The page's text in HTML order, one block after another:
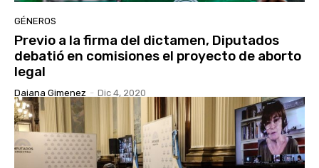
GÉNEROS
Previo a la firma del dictamen, Diputados
debatió en comisiones el proyecto de aborto
legal
Daiana Gimenez - Dic 4, 2020